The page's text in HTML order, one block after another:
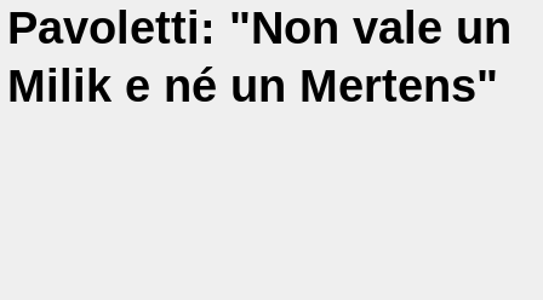
Pavoletti: "Non vale un
Milik e né un Mertens"